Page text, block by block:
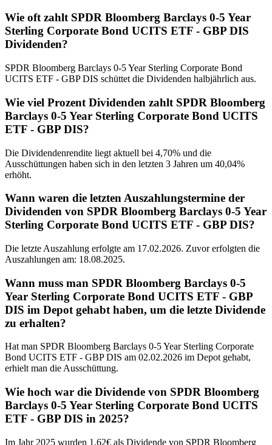
Wie oft zahlt SPDR Bloomberg Barclays 0-5 Year
Sterling Corporate Bond UCITS ETF - GBP DIS
Dividenden?
SPDR Bloomberg Barclays 0-5 Year Sterling Corporate Bond
UCITS ETF - GBP DIS schüttet die Dividenden halbjährlich aus.
Wie viel Prozent Dividenden zahlt SPDR Bloomberg
Barclays 0-5 Year Sterling Corporate Bond UCITS
ETF - GBP DIS?
Die Dividendenrendite liegt aktuell bei 4,70% und die
Ausschüttungen haben sich in den letzten 3 Jahren um 40,04%
erhöht.
Wann waren die letzten Auszahlungstermine der
Dividenden von SPDR Bloomberg Barclays 0-5 Year
Sterling Corporate Bond UCITS ETF - GBP DIS?
Die letzte Auszahlung erfolgte am 17.02.2026. Zuvor erfolgten die
Auszahlungen am: 18.08.2025.
Wann muss man SPDR Bloomberg Barclays 0-5
Year Sterling Corporate Bond UCITS ETF - GBP
DIS im Depot gehabt haben, um die letzte Dividende
zu erhalten?
Hat man SPDR Bloomberg Barclays 0-5 Year Sterling Corporate
Bond UCITS ETF - GBP DIS am 02.02.2026 im Depot gehabt,
erhielt man die Ausschüttung.
Wie hoch war die Dividende von SPDR Bloomberg
Barclays 0-5 Year Sterling Corporate Bond UCITS
ETF - GBP DIS in 2025?
Im Jahr 2025 wurden 1,62€ als Dividende von SPDR Bloomberg